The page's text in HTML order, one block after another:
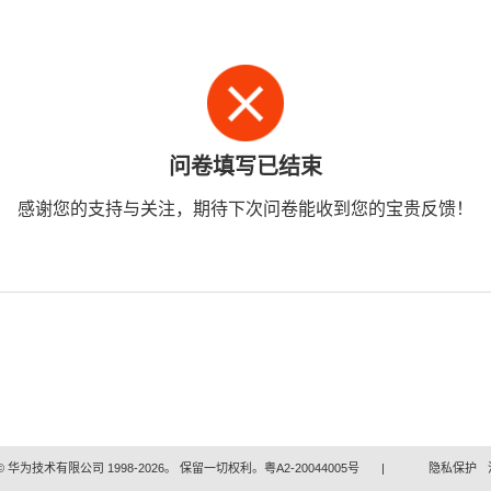
问卷填写已结束
感谢您的支持与关注，期待下次问卷能收到您的宝贵反馈！
华为技术有限公司 1998-2026。 保留一切权利。粤A2-20044005号 | 隐私保护